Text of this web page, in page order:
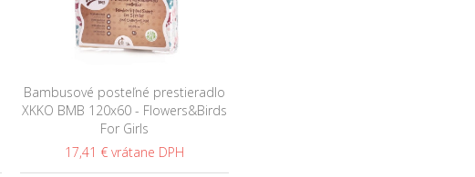
Bambusové posteľné prestieradlo
XKKO BMB 120x60 - Flowers&Birds
For Girls
17,41 €